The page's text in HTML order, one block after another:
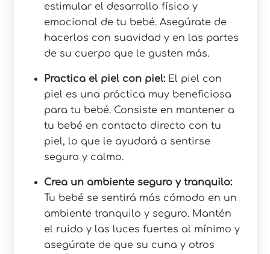
estimular el desarrollo físico y
emocional de tu bebé. Asegúrate de
hacerlos con suavidad y en las partes
de su cuerpo que le gusten más.
Practica el piel con piel: El piel con
piel es una práctica muy beneficiosa
para tu bebé. Consiste en mantener a
tu bebé en contacto directo con tu
piel, lo que le ayudará a sentirse
seguro y calmo.
Crea un ambiente seguro y tranquilo:
Tu bebé se sentirá más cómodo en un
ambiente tranquilo y seguro. Mantén
el ruido y las luces fuertes al mínimo y
asegúrate de que su cuna y otros